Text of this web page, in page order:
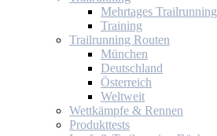
Mehrtages Trailrunning
Training
Trailrunning Routen
München
Deutschland
Österreich
Weltweit
Wettkämpfe & Rennen
Produkttests